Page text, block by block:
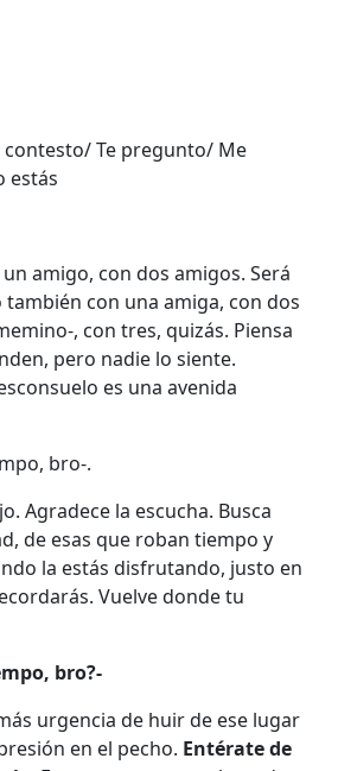
Te pregunto/ Me
estás
amigo, con dos amigos. Será
con una amiga, con dos
, con tres, quizás. Piensa
pero nadie lo siente.
es una avenida
bro-.
Agradece la escucha. Busca
de esas que roban tiempo y
la estás disfrutando, justo en
Vuelve donde tu
bro?-
urgencia de huir de ese lugar
en el pecho. Entérate de